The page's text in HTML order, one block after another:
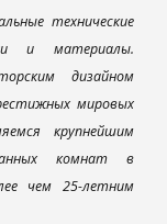
технические
и материалы.
дизайном
мировых
крупнейшим
комнат в
чем 25-летним